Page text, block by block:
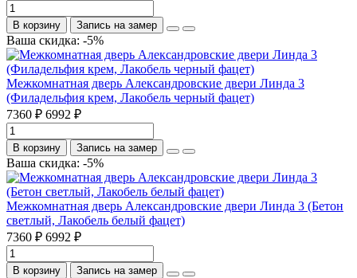
В корзину Запись на замер
Ваша скидка: -5%
Межкомнатная дверь Александровские двери Линда 3
(Филадельфия крем, Лакобель черный фацет)
7360 ₽ 6992 ₽
В корзину Запись на замер
Ваша скидка: -5%
Межкомнатная дверь Александровские двери Линда 3 (Бетон
светлый, Лакобель белый фацет)
7360 ₽ 6992 ₽
В корзину Запись на замер